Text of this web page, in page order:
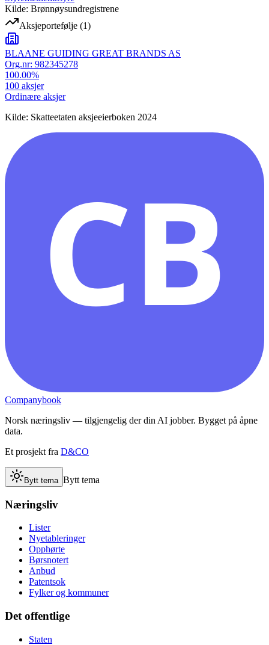
Kilde: Brønnøysundregistrene
Aksjeportefølje (1)
BLAANE GUIDING GREAT BRANDS AS
Org.nr: 982345278
100.00%
100 aksjer
Ordinære aksjer
Kilde: Skatteetaten aksjeeierboken 2024
CB
Companybook
Norsk næringsliv — tilgjengelig der din AI jobber. Bygget på åpne
data.
Et prosjekt fra D&CO
Bytt tema Bytt tema
Næringsliv
Lister
Nyetableringer
Opphørte
Børsnotert
Anbud
Patentsok
Fylker og kommuner
Det offentlige
Staten